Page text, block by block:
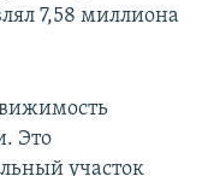
7,58 миллиона
Это
участок